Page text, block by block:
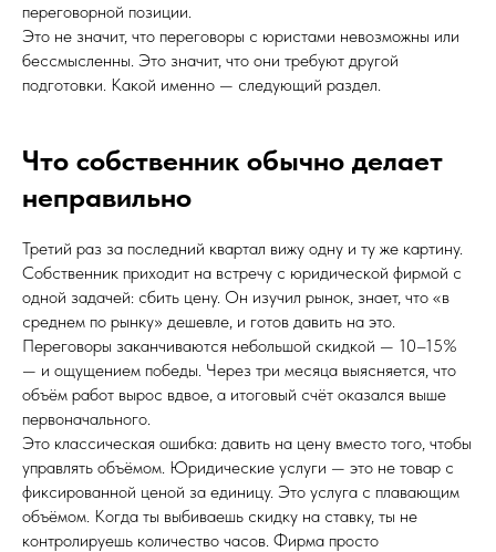
переговорной позиции.
Это не значит, что переговоры с юристами невозможны или
бессмысленны. Это значит, что они требуют другой
подготовки. Какой именно — следующий раздел.
Что собственник обычно делает
неправильно
Третий раз за последний квартал вижу одну и ту же картину.
Собственник приходит на встречу с юридической фирмой с
одной задачей: сбить цену. Он изучил рынок, знает, что «в
среднем по рынку» дешевле, и готов давить на это.
Переговоры заканчиваются небольшой скидкой — 10–15%
— и ощущением победы. Через три месяца выясняется, что
объём работ вырос вдвое, а итоговый счёт оказался выше
первоначального.
Это классическая ошибка: давить на цену вместо того, чтобы
управлять объёмом. Юридические услуги — это не товар с
фиксированной ценой за единицу. Это услуга с плавающим
объёмом. Когда ты выбиваешь скидку на ставку, ты не
контролируешь количество часов. Фирма просто